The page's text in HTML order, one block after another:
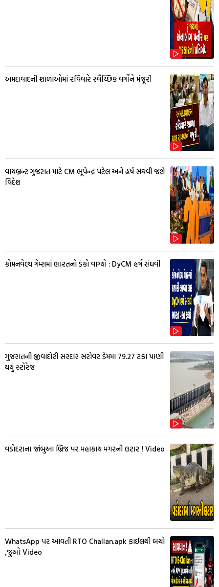
અમદાવાદની શાળાઓમાં રવિવારે સ્વૈચ્છિક વર્ગોને મંજૂરી
વાયબ્રન્ટ ગુજરાત માટે CM ભૂપેન્દ્ર પટેલ અને હર્ષ સંઘવી જશે
વિદેશ
કોમનવેલ્થ ગેમ્સમાં ભારતનો ડંકો વાગ્યો : DyCM હર્ષ સંઘવી
ગુજરાતની જીવાદોરી સરદાર સરોવર ડેમમાં 79.27 ટકા પાણી
થયું સ્ટોરેજ
વડોદરાના જાંબુઆ બ્રિજ પર મહાકાય મગરની લટાર ! Video
WhatsApp પર આવતી RTO Challan.apk ફાઈલથી બચો
,જુઓ Video